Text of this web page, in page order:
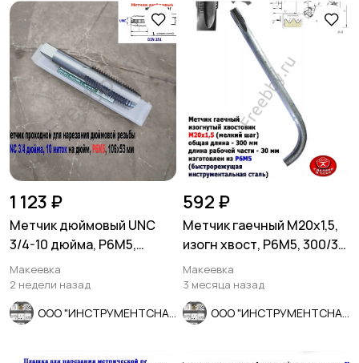
1 123 ₽
Метчик дюймовый UNC
3/4-10 дюйма, Р6М5,
штучный, 10 ниток, 106/53
мм.
Макеевка
2 недели назад
592 ₽
Метчик гаечный М20х1,5,
изогн хвост, Р6М5, 300/30
мм, мелкий шаг, СССР
Макеевка
3 месяца назад